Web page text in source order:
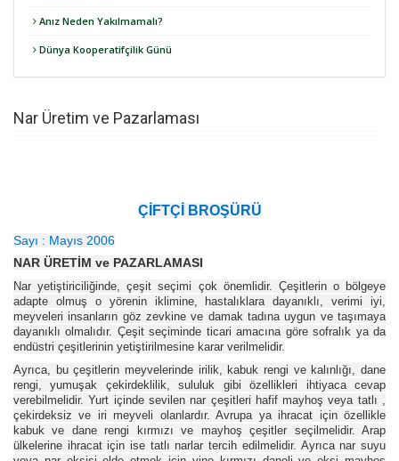
Anız Neden Yakılmamalı?
Dünya Kooperatifçilik Günü
Nar Üretim ve Pazarlaması
ÇİFTÇİ BROŞÜRÜ
Sayı : Mayıs 2006
NAR ÜRETİM ve PAZARLAMASI
Nar yetiştiriciliğinde, çeşit seçimi çok önemlidir. Çeşitlerin o bölgeye
adapte olmuş o yörenin iklimine, hastalıklara dayanıklı, verimi iyi,
meyveleri insanların göz zevkine ve damak tadına uygun ve taşımaya
dayanıklı olmalıdır. Çeşit seçiminde ticari amacına göre sofralık ya da
endüstri çeşitlerinin yetiştirilmesine karar verilmelidir.
Ayrıca, bu çeşitlerin meyvelerinde irilik, kabuk rengi ve kalınlığı, dane
rengi, yumuşak çekirdeklilik, sululuk gibi özellikleri ihtiyaca cevap
verebilmelidir. Yurt içinde sevilen nar çeşitleri hafif mayhoş veya tatlı ,
çekirdeksiz ve iri meyveli olanlardır. Avrupa ya ihracat için özellikle
kabuk ve dane rengi kırmızı ve mayhoş çeşitler seçilmelidir. Arap
ülkelerine ihracat için ise tatlı narlar tercih edilmelidir. Ayrıca nar suyu